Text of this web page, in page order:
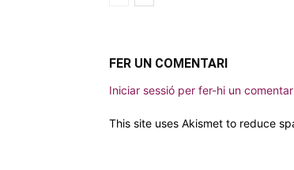
FER UN COMENTARI
Iniciar sessió per fer-hi un
This site uses Akismet to reduce